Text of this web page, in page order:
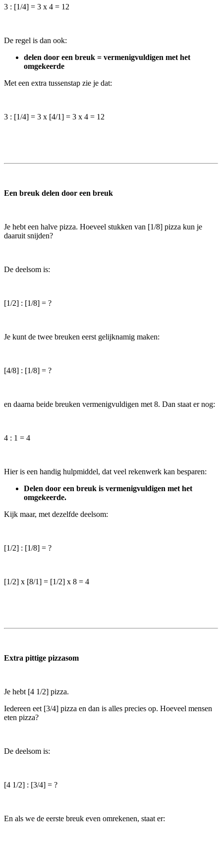
3 : [1/4] = 3 x 4 = 12
De regel is dan ook:
delen door een breuk = vermenigvuldigen met het
omgekeerde
Met een extra tussenstap zie je dat:
3 : [1/4] = 3 x [4/1] = 3 x 4 = 12
Een breuk delen door een breuk
Je hebt een halve pizza. Hoeveel stukken van [1/8] pizza kun je
daaruit snijden?
De deelsom is:
[1/2] : [1/8] = ?
Je kunt de twee breuken eerst gelijknamig maken:
[4/8] : [1/8] = ?
en daarna beide breuken vermenigvuldigen met 8. Dan staat er nog:
4 : 1 = 4
Hier is een handig hulpmiddel, dat veel rekenwerk kan besparen:
Delen door een breuk is vermenigvuldigen met het
omgekeerde.
Kijk maar, met dezelfde deelsom:
[1/2] : [1/8] = ?
[1/2] x [8/1] = [1/2] x 8 = 4
Extra pittige pizzasom
Je hebt [4 1/2] pizza.
Iedereen eet [3/4] pizza en dan is alles precies op. Hoeveel mensen
eten pizza?
De deelsom is:
[4 1/2] : [3/4] = ?
En als we de eerste breuk even omrekenen, staat er: